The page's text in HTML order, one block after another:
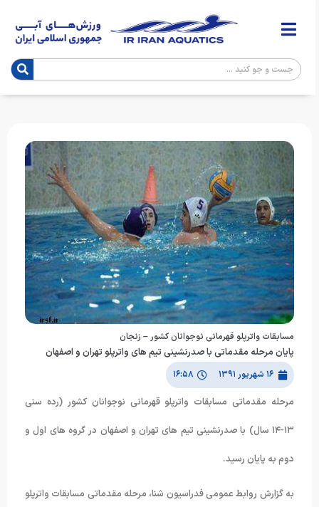
مسابقات واترپلو قهرمانی نوجوانان کشور – زنجان
پایان مرحله مقدماتی با صدرنشینی تیم های واترپلو تهران و اصفهان
۱۶ شهریور ۱۳۹۱ ۱۶:۵۸
مرحله مقدماتی مسابقات واترپلو قهرمانی نوجوانان کشور (رده سنی
١٣-١۴ سال) با صدرنشینی تیم های تهران و اصفهان در گروه های اول و
دوم به پایان رسید.
به گزارش روابط عمومی فدراسیون شنا، مرحله مقدماتی مسابقات واترپلو